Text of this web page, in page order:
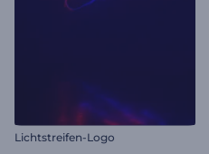
Lichtstreifen-Logo